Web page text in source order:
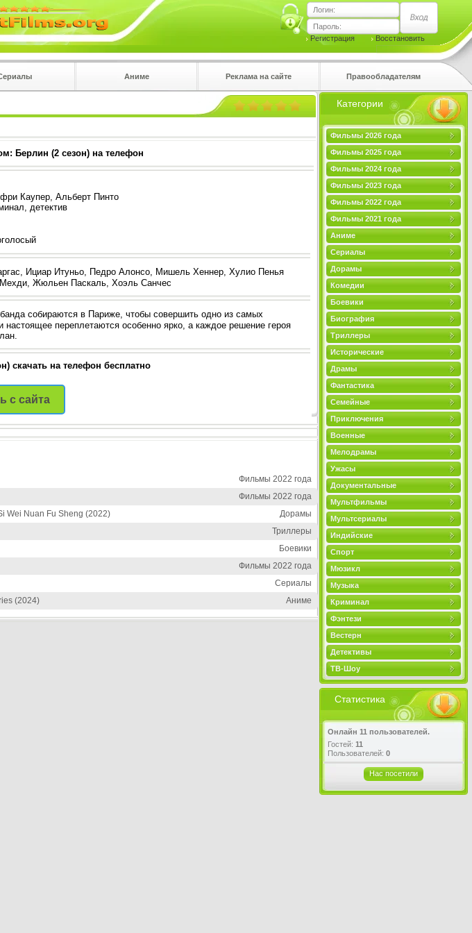
Логин:
Пароль:
Регистрация
Восстановить
Аниме Реклама на сайте Правообладателям
Категории
Фильмы 2026 года
Фильмы 2025 года
Фильмы 2024 года
Фильмы 2023 года
Фильмы 2022 года
Фильмы 2021 года
Аниме
Сериалы
Дорамы
Комедии
Боевики
Биография
Триллеры
Исторические
Драмы
Фантастика
Семейные
Приключения
Военные
Мелодрамы
Ужасы
Документальные
Мультфильмы
Мультсериалы
Индийские
Спорт
Мюзикл
Музыка
Криминал
Фэнтези
Вестерн
Детективы
ТВ-Шоу
Статистика
Онлайн 11 пользователей.
Гостей: 11
Пользователей: 0
Нас посетили
Берлин (2 сезон) на телефон
Каупер, Альберт Пинто
детектив
Ициар Итуньо, Педро Алонсо, Мишель Хеннер, Хулио Пенья
Жюльен Паскаль, Хоэль Санчес
собираются в Париже, чтобы совершить одно из самых
переплетаются особенно ярко, а каждое решение героя
скачать на телефон бесплатно
на троеточие в правом
с сайта
Фильмы 2022 года
Фильмы 2022 года
Wei Nuan Fu Sheng (2022)
Дорамы
Триллеры
Боевики
Фильмы 2022 года
Сериалы
(2024) Аниме